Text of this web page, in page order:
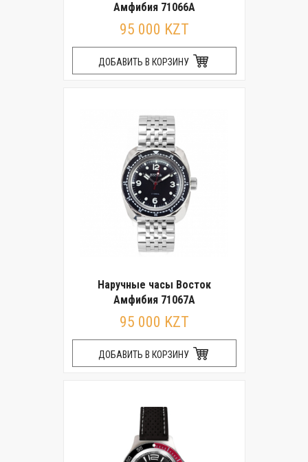
Амфибия 71066А
95 000 KZT
ДОБАВИТЬ В КОРЗИНУ
Наручные часы Восток
Амфибия 71067А
95 000 KZT
ДОБАВИТЬ В КОРЗИНУ